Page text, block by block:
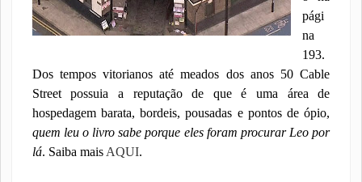
pági
na
193.
Dos tempos vitorianos até meados dos anos 50 Cable
Street possuia a reputação de que é uma área de
hospedagem barata, bordeis, pousadas e pontos de ópio,
quem leu o livro sabe porque eles foram procurar Leo por
lá. Saiba mais AQUI.